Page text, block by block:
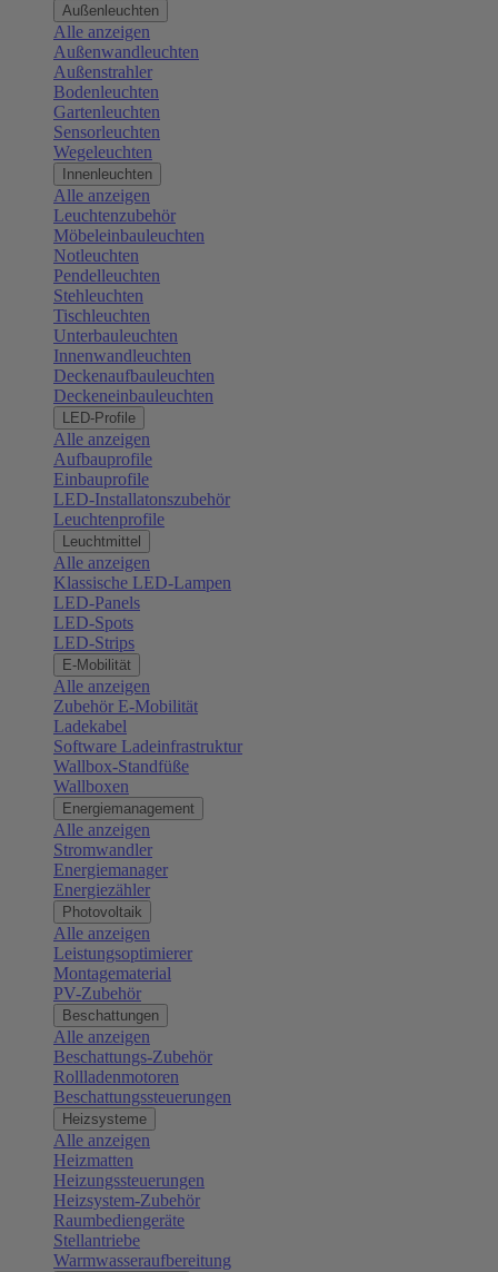
Außenleuchten
Alle anzeigen
Außenwandleuchten
Außenstrahler
Bodenleuchten
Gartenleuchten
Sensorleuchten
Wegeleuchten
Innenleuchten
Alle anzeigen
Leuchtenzubehör
Möbeleinbauleuchten
Notleuchten
Pendelleuchten
Stehleuchten
Tischleuchten
Unterbauleuchten
Innenwandleuchten
Deckenaufbauleuchten
Deckeneinbauleuchten
LED-Profile
Alle anzeigen
Aufbauprofile
Einbauprofile
LED-Installatonszubehör
Leuchtenprofile
Leuchtmittel
Alle anzeigen
Klassische LED-Lampen
LED-Panels
LED-Spots
LED-Strips
E-Mobilität
Alle anzeigen
Zubehör E-Mobilität
Ladekabel
Software Ladeinfrastruktur
Wallbox-Standfüße
Wallboxen
Energiemanagement
Alle anzeigen
Stromwandler
Energiemanager
Energiezähler
Photovoltaik
Alle anzeigen
Leistungsoptimierer
Montagematerial
PV-Zubehör
Beschattungen
Alle anzeigen
Beschattungs-Zubehör
Rollladenmotoren
Beschattungssteuerungen
Heizsysteme
Alle anzeigen
Heizmatten
Heizungssteuerungen
Heizsystem-Zubehör
Raumbediengeräte
Stellantriebe
Warmwasseraufbereitung